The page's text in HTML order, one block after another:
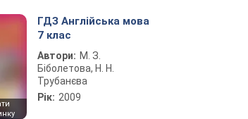
ГДЗ Англійська мова
7 клас
Автори: М. З.
Біболетова, Н. Н.
Трубанєва
Рік: 2009